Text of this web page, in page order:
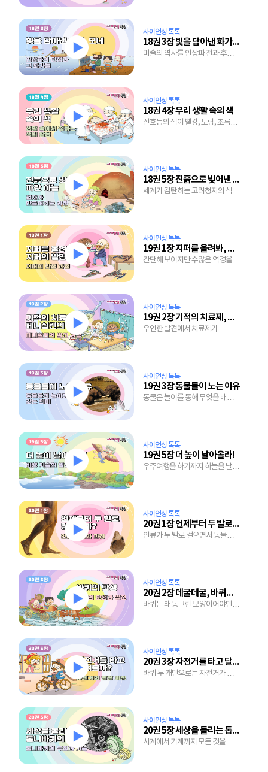
사이언싱 톡톡
18권 3장 빛을 담아낸 화가, 모네
미술의 역사를 인상파 전과 후로
사이언싱 톡톡
18권 4장 우리 생활 속의 색
신호등의 색이 빨강, 노랑, 초록인
사이언싱 톡톡
18권 5장 진흙으로 빚어낸 파란 하늘
세계가 감탄하는 고려청자의 색은
사이언싱 톡톡
19권 1장 지퍼를 올려봐, 지퍼의 발명
간단해 보이지만 수많은 역경을
사이언싱 톡톡
19권 2장 기적의 치료제, 페니실린의 탄생
우연한 발견에서 치료제가
사이언싱 톡톡
19권 3장 동물들이 노는 이유
동물은 놀이를 통해 무엇을 배우는
사이언싱 톡톡
19권 5장 더 높이 날아올라!
우주여행을 하기까지 하늘을 날기
사이언싱 톡톡
20권 1장 언제부터 두 발로 걸었을까?
인류가 두 발로 걸으면서 동물과
사이언싱 톡톡
20권 2장 데굴데굴, 바퀴의 탄생
바퀴는 왜 동그란 모양이어야만
사이언싱 톡톡
20권 3장 자전거를 타고 달려볼까?
바퀴 두 개만으로는 자전거가 될
사이언싱 톡톡
20권 5장 세상을 돌리는 톱니바퀴의 힘
시계에서 기계까지 모든 것을